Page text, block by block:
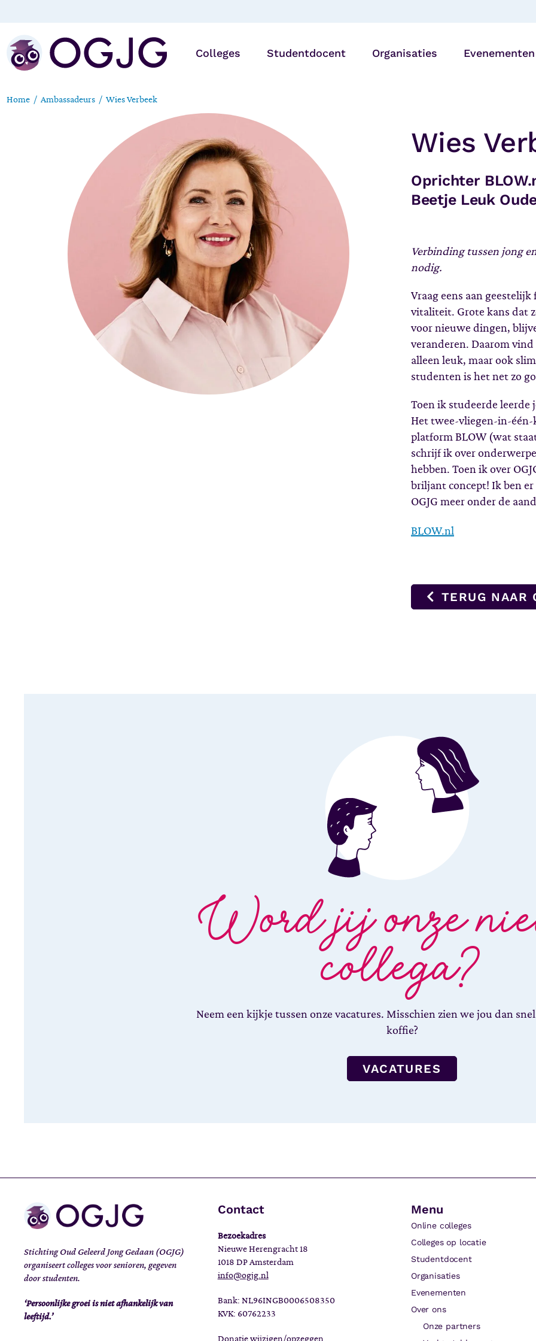
Colleges Studentdocent Organisaties
Onderwijsinstellingen
Evenementen
Utrecht
Home Ambassadeurs Wies Verbeek
Wies
Oprichter
Beetje Leuk
Verbinding tussen jong
nodig.
Vraag eens aan
vitaliteit. Grote kans dat
voor nieuwe dingen,
veranderen. Daarom
alleen leuk, maar ook
studenten is het net zo
Toen ik studeerde leerde
Het twee-vliegen-in-
platform BLOW (wat
schrijf ik over
hebben. Toen ik over
briljant concept! Ik ben
OGJG meer onder de
BLOW.nl
TERUG NAAR
Word jij onze
collega?
Neem een kijkje tussen onze vacatures. Misschien zien we jou dan
koffie?
VACATURES
Stichting Oud Geleerd Jong Gedaan (OGJG)
organiseert colleges voor senioren, gegeven
door studenten.
‘Persoonlijke groei is niet afhankelijk van
leeftijd.’
Contact
Bezoekadres
Nieuwe Herengracht 18
1018 DP Amsterdam
info@ogjg.nl
Bank: NL96INGB0006508350
KVK: 60762233
Donatie wijzigen/opzeggen
Menu
Online colleges
Colleges op locatie
Studentdocent
Organisaties
Evenementen
Over ons
Onze partners